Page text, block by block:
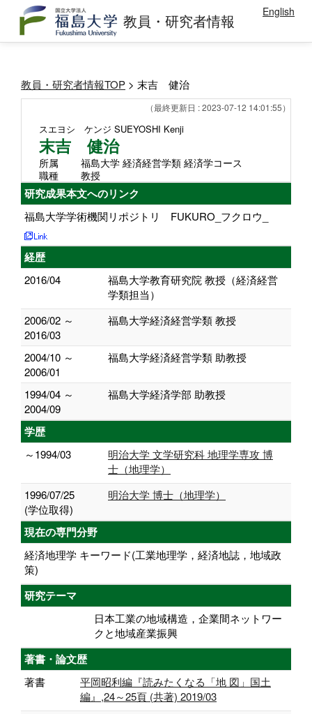
教員・研究者情報 English
教員・研究者情報TOP > 末吉 健治
（最終更新日 : 2023-07-12 14:01:55）
スエヨシ ケンジ SUEYOSHI Kenji
末吉 健治
所属
福島大学 経済経営学類 経済学コース
職種
教授
研究成果本文へのリンク
福島大学学術機関リポジトリ FUKURO_フクロウ_
経歴
2016/04
福島大学教育研究院 教授（経済経営
学類担当）
2006/02 ～
2016/03
福島大学経済経営学類 教授
2004/10 ～
2006/01
福島大学経済経営学類 助教授
1994/04 ～
2004/09
福島大学経済学部 助教授
学歴
～1994/03
明治大学 文学研究科 地理学専攻 博
士（地理学）
1996/07/25
(学位取得)
明治大学 博士（地理学）
現在の専門分野
経済地理学 キーワード(工業地理学，経済地誌，地域政
策)
研究テーマ
日本工業の地域構造，企業間ネットワー
クと地域産業振興
著書・論文歴
著書
平岡昭利編『読みたくなる「地 図」国土
編』,24～25頁 (共著) 2019/03